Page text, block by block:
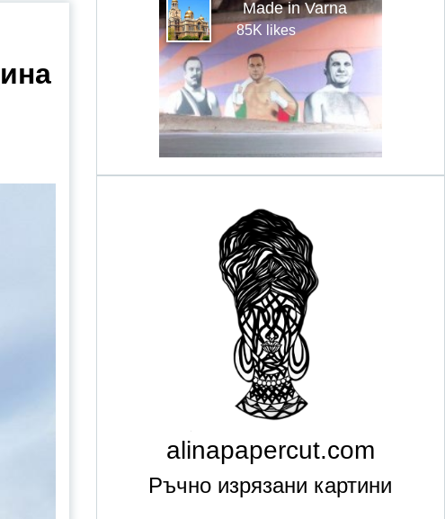
Made in Varna
85K likes
alinapapercut.com
Ръчно изрязани картини